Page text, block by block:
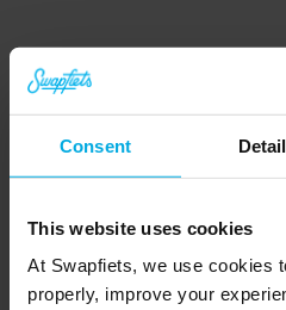
Consent
This website uses cookies
At Swapfiets, we use cookies
properly, improve your
in welke gebieden we service
informatie over ons
Heb je hulp nodig met je
zien hoe je viade app